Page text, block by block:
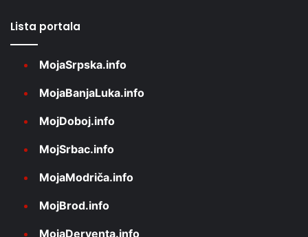
Lista portala
MojaSrpska.info
MojaBanjaLuka.info
MojDoboj.info
MojSrbac.info
MojaModriča.info
MojBrod.info
MojaDerventa.info